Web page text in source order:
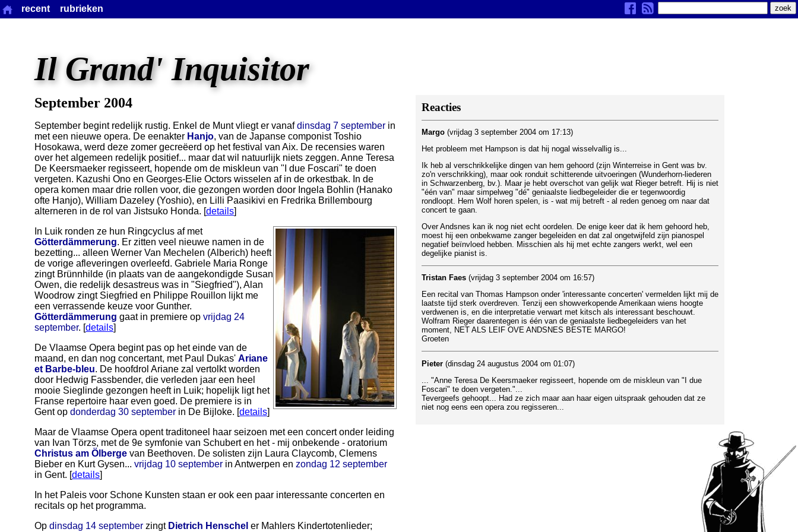
Il Grand' Inquisitor
September 2004
September begint redelijk rustig. Enkel de Munt vliegt er vanafdinsdag 7 september in
met een nieuwe opera. De eenakter Hanjo, van de Japanse componist Toshio
Hosokawa, werd deze zomer gecreëerd op het festival van Aix. De recensies waren
over het algemeen redelijk positief... maar dat wil natuurlijk niets zeggen. Anne Teresa
De Keersmaeker regisseert, hopende om de miskleun van "I due Foscari" te doen
vergeten. Kazushi Ono en Georges-Elie Octors wisselen af in de orkestbak. In de
opera komen maar drie rollen voor, die gezongen worden door Ingela Bohlin (Hanako
ofte Hanjo), William Dazeley (Yoshio), en Lilli Paasikivi en Fredrika Brillembourg
alterneren in de rol van Jistsuko Honda. [details]
In Luik ronden ze hun Ringcyclus af met
Götterdämmerung. Er zitten veel nieuwe namen in de
bezetting... alleen Werner Van Mechelen (Alberich) heeft
de vorige afleveringen overleefd. Gabriele Maria Ronge
zingt Brünnhilde (in plaats van de aangekondigde Susan
Owen, die redelijk desastreus was in "Siegfried"), Alan
Woodrow zingt Siegfried en Philippe Rouillon lijkt me
een verrassende keuze voor Gunther.
Götterdämmerung gaat in premiere op vrijdag 24
september. [details]
De Vlaamse Opera begint pas op het einde van de
maand, en dan nog concertant, met Paul Dukas' Ariane
et Barbe-bleu. De hoofdrol Ariane zal vertolkt worden
door Hedwig Fassbender, die verleden jaar een heel
mooie Sieglinde gezongen heeft in Luik; hopelijk ligt het
Franse repertoire haar even goed. De premiere is in
Gent op donderdag 30 september in De Bijloke. [details]
Maar de Vlaamse Opera opent traditoneel haar seizoen met een concert onder leiding
van Ivan Törzs, met de 9e symfonie van Schubert en het - mij onbekende - oratorium
Christus am Ölberge van Beethoven. De solisten zijn Laura Claycomb, Clemens
Bieber en Kurt Gysen... vrijdag 10 september in Antwerpen en zondag 12 september
in Gent. [details]
In het Paleis voor Schone Kunsten staan er ook een paar interessante concerten en
recitals op het programma.
Op dinsdag 14 september zingt Dietrich Henschel er Mahlers Kindertotenlieder;
Reacties
Margo (vrijdag 3 september 2004 om 17:13)
Het probleem met Hampson is dat hij nogal wisselvallig is...
Ik heb al verschrikkelijke dingen van hem gehoord (zijn Winterreise in Gent was bv.
zo'n verschrikking), maar ook ronduit schitterende uitvoeringen (Wunderhorn-liederen
in Schwarzenberg, bv.). Maar je hebt overschot van gelijk wat Rieger betreft. Hij is niet
"één van" maar simpelweg "dé" geniaalste liedbegeleider die er tegenwoordig
rondloopt. Hem Wolf horen spelen, is - wat mij betreft - al reden genoeg om naar dat
concert te gaan.
Over Andsnes kan ik nog niet echt oordelen. De enige keer dat ik hem gehoord heb,
moest hij een onbekwame zanger begeleiden en dat zal ongetwijfeld zijn pianospel
negatief beïnvloed hebben. Misschien als hij met echte zangers werkt, wel een
degelijke pianist is.
Tristan Faes (vrijdag 3 september 2004 om 16:57)
Een recital van Thomas Hampson onder 'interessante concerten' vermelden lijkt mij de
laatste tijd sterk overdreven. Tenzij een showverkopende Amerikaan wiens hoogte
verdwenen is, en die interpretatie verwart met kitsch als interessant beschouwt.
Wolfram Rieger daarentegen is één van de geniaalste liedbegeleiders van het
moment, NET ALS LEIF OVE ANDSNES BESTE MARGO!
Groeten
Pieter (dinsdag 24 augustus 2004 om 01:07)
... "Anne Teresa De Keersmaeker regisseert, hopende om de miskleun van "I due
Foscari" te doen vergeten."...
Tevergeefs gehoopt... Had ze zich maar aan haar eigen uitspraak gehouden dat ze
niet nog eens een opera zou regisseren...
recent rubrieken